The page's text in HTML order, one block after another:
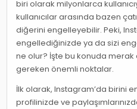
biri olarak milyonlarca
kullanıcılar arasında bazen
diğerini engelleyebilir. Peki,
engellediğinizde ya da sizi
ne olur? İşte bu konuda merak
gereken önemli noktalar.
İlk olarak, Instagram’da birini
profilinizde ve